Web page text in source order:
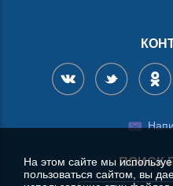
ПОИСК
На этом сайте мы
пользоваться сайтом, вы